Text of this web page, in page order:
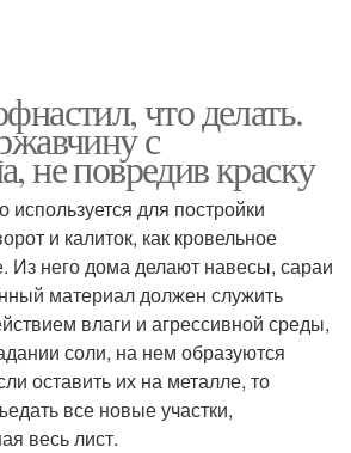
что делать.
с
не повредив краску
для постройки
и калиток, как кровельное
Из него дома делают навесы, сараи
материал должен служить
влаги и агрессивной среды,
соли, на нем образуются
оставить их на металле, то
все новые участки,
весь лист.